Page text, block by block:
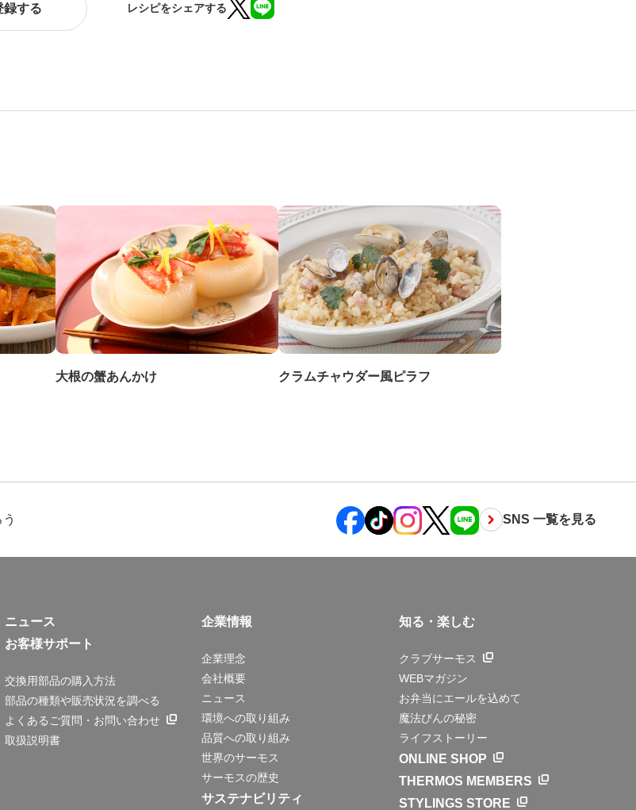
録する レシピをシェアする
大根の蟹あんかけ クラムチャウダー風ピラフ
SNS 一覧を見る
ニュース
お客様サポート
交換用部品の購入方法
部品の種類や販売状況を調べる
よくあるご質問・お問い合わせ
取扱説明書
企業情報
企業理念
会社概要
ニュース
環境への取り組み
品質への取り組み
世界のサーモス
サーモスの歴史
サステナビリティ
知る・楽しむ
クラブサーモス
WEBマガジン
お弁当にエールを込めて
魔法びんの秘密
ライフストーリー
ONLINE SHOP
THERMOS MEMBERS
STYLINGS STORE